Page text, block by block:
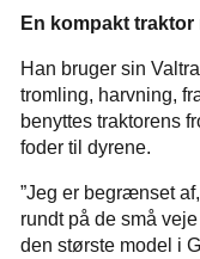
En kompakt
Han bruger sin
tromling, harvning,
benyttes traktorens
foder til dyrene.
”Jeg er begrænset
rundt på de små
den største model i